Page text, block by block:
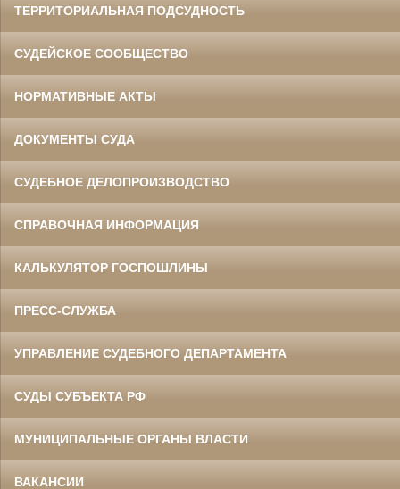
ТЕРРИТОРИАЛЬНАЯ ПОДСУДНОСТЬ
СУДЕЙСКОЕ СООБЩЕСТВО
НОРМАТИВНЫЕ АКТЫ
ДОКУМЕНТЫ СУДА
СУДЕБНОЕ ДЕЛОПРОИЗВОДСТВО
СПРАВОЧНАЯ ИНФОРМАЦИЯ
КАЛЬКУЛЯТОР ГОСПОШЛИНЫ
ПРЕСС-СЛУЖБА
УПРАВЛЕНИЕ СУДЕБНОГО ДЕПАРТАМЕНТА
СУДЫ СУБЪЕКТА РФ
МУНИЦИПАЛЬНЫЕ ОРГАНЫ ВЛАСТИ
ВАКАНСИИ